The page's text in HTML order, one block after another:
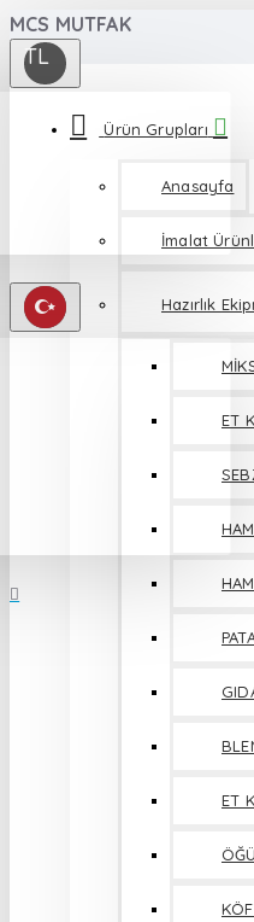
MCS MUTFAK
TL
Ürün Grupları
Anasayfa
İmalat
Hazırlık
ET
ET